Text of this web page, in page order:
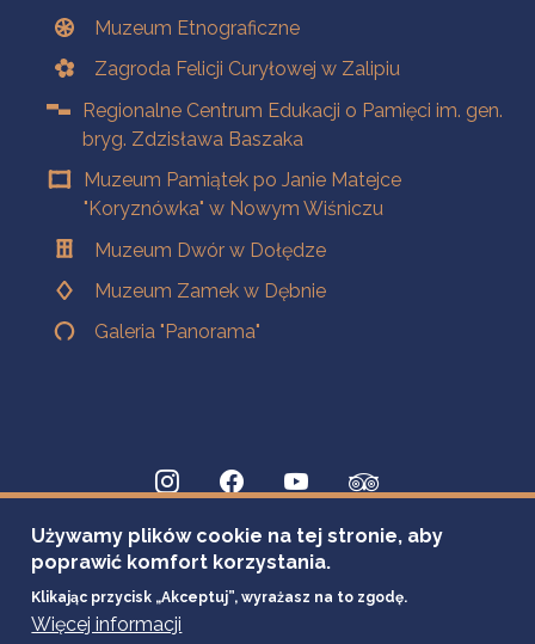
Muzeum Etnograficzne
Zagroda Felicji Curyłowej w Zalipiu
Regionalne Centrum Edukacji o Pamięci im. gen.
bryg. Zdzisława Baszaka
Muzeum Pamiątek po Janie Matejce
"Koryznówka" w Nowym Wiśniczu
Muzeum Dwór w Dołędze
Muzeum Zamek w Dębnie
Galeria "Panorama"
Używamy plików cookie na tej stronie, aby
poprawić komfort korzystania.
Klikając przycisk „Akceptuj”, wyrażasz na to zgodę.
Więcej informacji